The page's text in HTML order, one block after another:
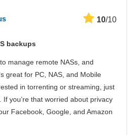
10/10
backups
manage remote NASs, and
great for PC, NAS, and Mobile
in torrenting or streaming, just
you’re that worried about privacy
Facebook, Google, and Amazon